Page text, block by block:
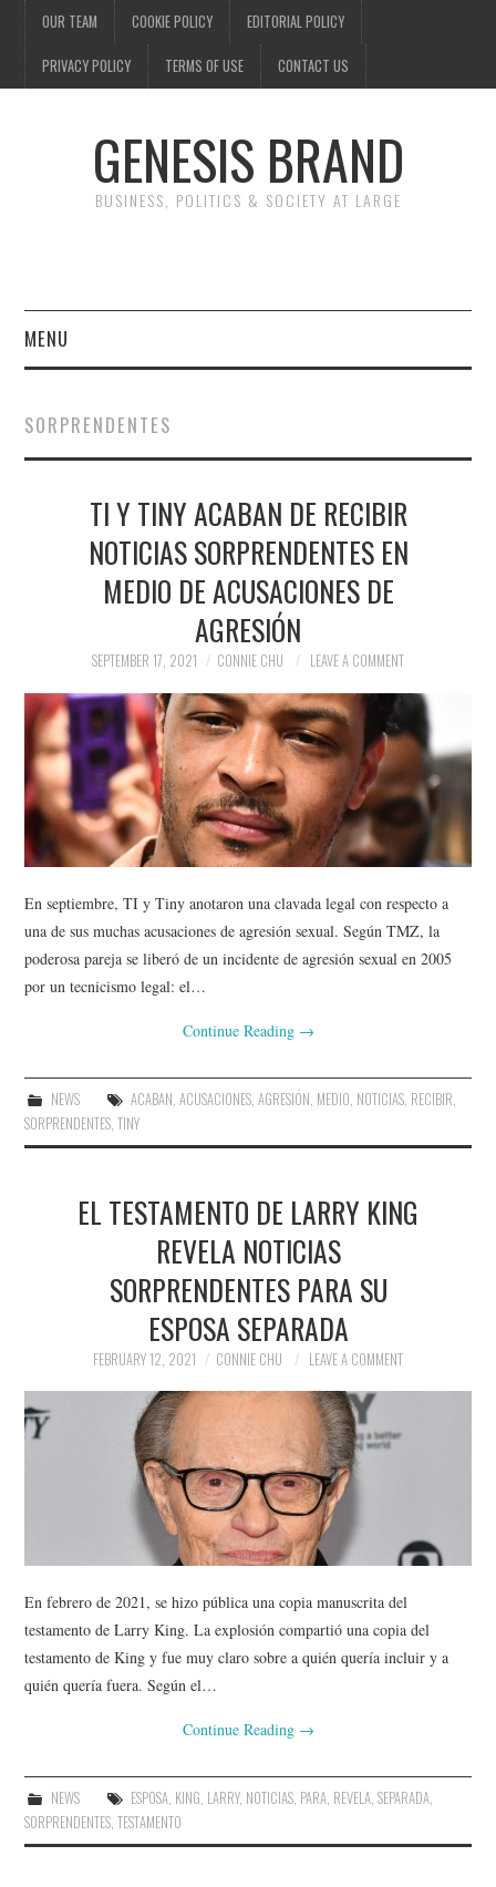
OUR TEAM COOKIE POLICY EDITORIAL POLICY
PRIVACY POLICY TERMS OF USE CONTACT US
GENESIS BRAND
BUSINESS, POLITICS & SOCIETY AT LARGE
MENU
FINANCE
NEWS
POLITICS
SPORTS
TECHNOLOGY
SORPRENDENTES
TI Y TINY ACABAN DE RECIBIR
NOTICIAS SORPRENDENTES EN
MEDIO DE ACUSACIONES DE
AGRESIÓN
SEPTEMBER 17, 2021 CONNIE CHU LEAVE A COMMENT
En septiembre, TI y Tiny anotaron una clavada legal con respecto a
una de sus muchas acusaciones de agresión sexual. Según TMZ, la
poderosa pareja se liberó de un incidente de agresión sexual en 2005
por un tecnicismo legal: el…
Continue Reading →
NEWS ACABAN, ACUSACIONES, AGRESIÓN, MEDIO, NOTICIAS, RECIBIR,
SORPRENDENTES,TINY
EL TESTAMENTO DE LARRY KING
REVELA NOTICIAS
SORPRENDENTES PARA SU
ESPOSA SEPARADA
FEBRUARY 12, 2021 CONNIE CHU LEAVE A COMMENT
En febrero de 2021, se hizo pública una copia manuscrita del
testamento de Larry King. La explosión compartió una copia del
testamento de King y fue muy claro sobre a quién quería incluir y a
quién quería fuera. Según el…
Continue Reading →
NEWS ESPOSA, KING, LARRY, NOTICIAS, PARA, REVELA, SEPARADA,
SORPRENDENTES,TESTAMENTO